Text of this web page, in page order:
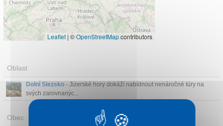
Leaflet | ©OpenStreetMapcontributors
Oblast
Dolní Slezsko - Jizerské hory dokáží nabídnout nenáročné túry na
svých zarovnanýc...
Obec